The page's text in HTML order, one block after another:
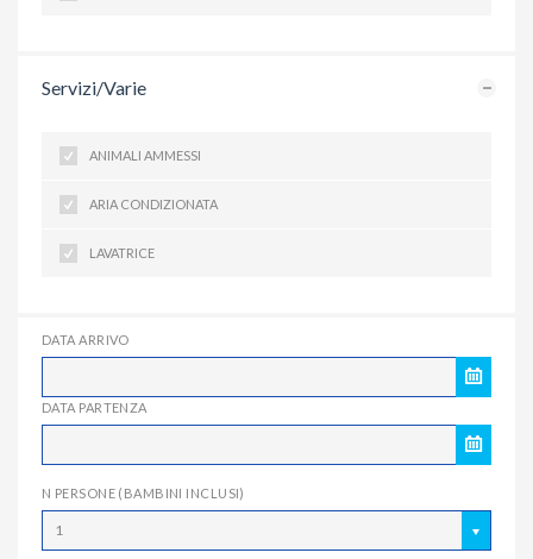
Servizi/Varie
ANIMALI AMMESSI
ARIA CONDIZIONATA
LAVATRICE
DATA ARRIVO
DATA PARTENZA
N PERSONE (BAMBINI INCLUSI)
1